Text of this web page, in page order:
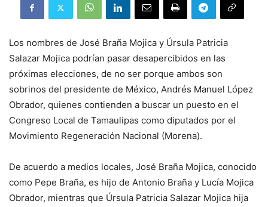
Los nombres de José Braña Mojica y Úrsula Patricia
Salazar Mojica podrían pasar desapercibidos en las
próximas elecciones, de no ser porque ambos son
sobrinos del presidente de México, Andrés Manuel López
Obrador, quienes contienden a buscar un puesto en el
Congreso Local de Tamaulipas como diputados por el
Movimiento Regeneración Nacional (Morena).
De acuerdo a medios locales, José Braña Mojica, conocido
como Pepe Braña, es hijo de Antonio Braña y Lucía Mojica
Obrador, mientras que Úrsula Patricia Salazar Mojica hija